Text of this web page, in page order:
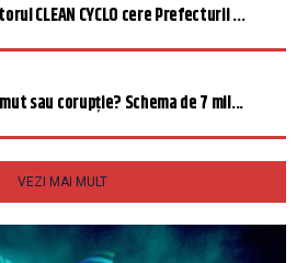
CLEAN CYCLO cere Prefecturii ...
sau corupție? Schema de 7 mil...
VEZI MAI MULT